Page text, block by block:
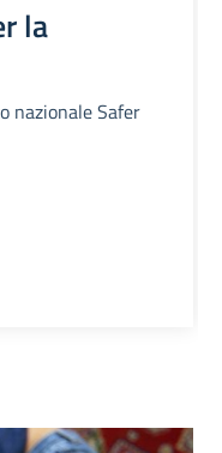
la
nazionale Safer